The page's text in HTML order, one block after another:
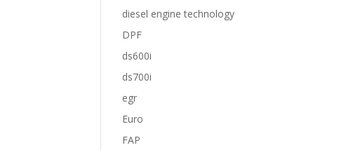
diesel engine technology
DPF
ds600i
ds700i
egr
Euro
FAP